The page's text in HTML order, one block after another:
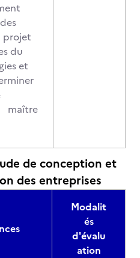
projet
du
et
maître
de conception et
des entreprises
Modalit
és
d'évalu
ation